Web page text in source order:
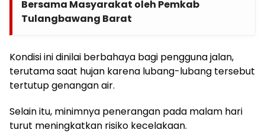
Bersama Masyarakat oleh Pemkab
Tulangbawang Barat
Kondisi ini dinilai berbahaya bagi pengguna jalan,
terutama saat hujan karena lubang-lubang tersebut
tertutup genangan air.
Selain itu, minimnya penerangan pada malam hari
turut meningkatkan risiko kecelakaan.